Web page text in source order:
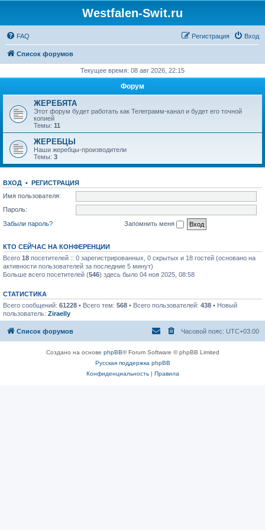
Westfalen-Swit.ru
FAQ Вход
Регистрация
Список форумов
Текущее время: 08 авг 2026, 22:15
Форум
ЖЕРЕБЯТА
Этот форум будет работать как Телеграмм-канал и будет его точной
копией
Темы: 11
ЖЕРЕБЦЫ
Наши жеребцы-производители
Темы: 3
ВХОД • РЕГИСТРАЦИЯ
Имя пользователя:
Пароль:
Забыли пароль?
Запомнить меня
КТО СЕЙЧАС НА КОНФЕРЕНЦИИ
Всего 18 посетителей :: 0 зарегистрированных, 0 скрытых и 18 гостей (основано на
активности пользователей за последние 5 минут)
Больше всего посетителей (546) здесь было 04 ноя 2025, 08:58
СТАТИСТИКА
Всего сообщений: 61228 • Всего тем: 568 • Всего пользователей: 438 • Новый
пользователь: Ziraelly
Список форумов Часовой пояс: UTC+03:00
Создано на основе phpBB® Forum Software © phpBB Limited
Русская поддержка phpBB
Конфиденциальность| Правила